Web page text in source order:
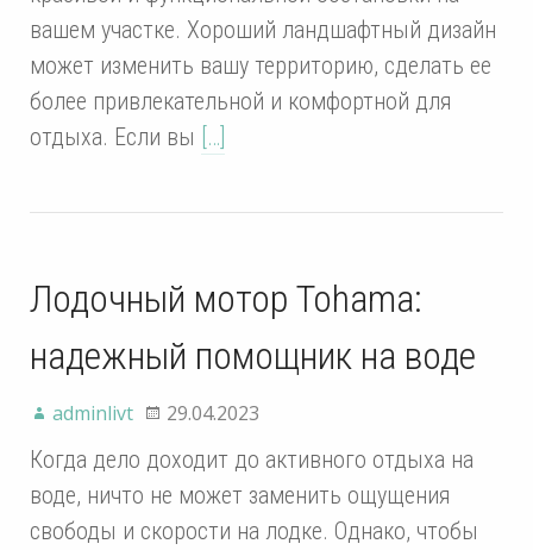
вашем участке. Хороший ландшафтный дизайн
может изменить вашу территорию, сделать ее
более привлекательной и комфортной для
отдыха. Если вы […]
Лодочный мотор Tohama:
надежный помощник на воде
adminlivt 29.04.2023
Когда дело доходит до активного отдыха на
воде, ничто не может заменить ощущения
свободы и скорости на лодке. Однако, чтобы